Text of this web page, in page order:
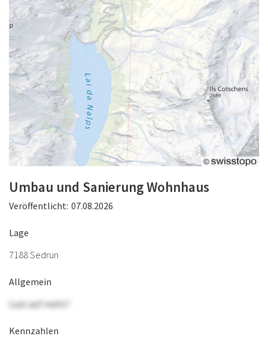
Umbau und Sanierung Wohnhaus
Veröffentlicht: 07.08.2026
Lage
7188 Sedrun
Allgemein
Lust auf mehr?
Kennzahlen